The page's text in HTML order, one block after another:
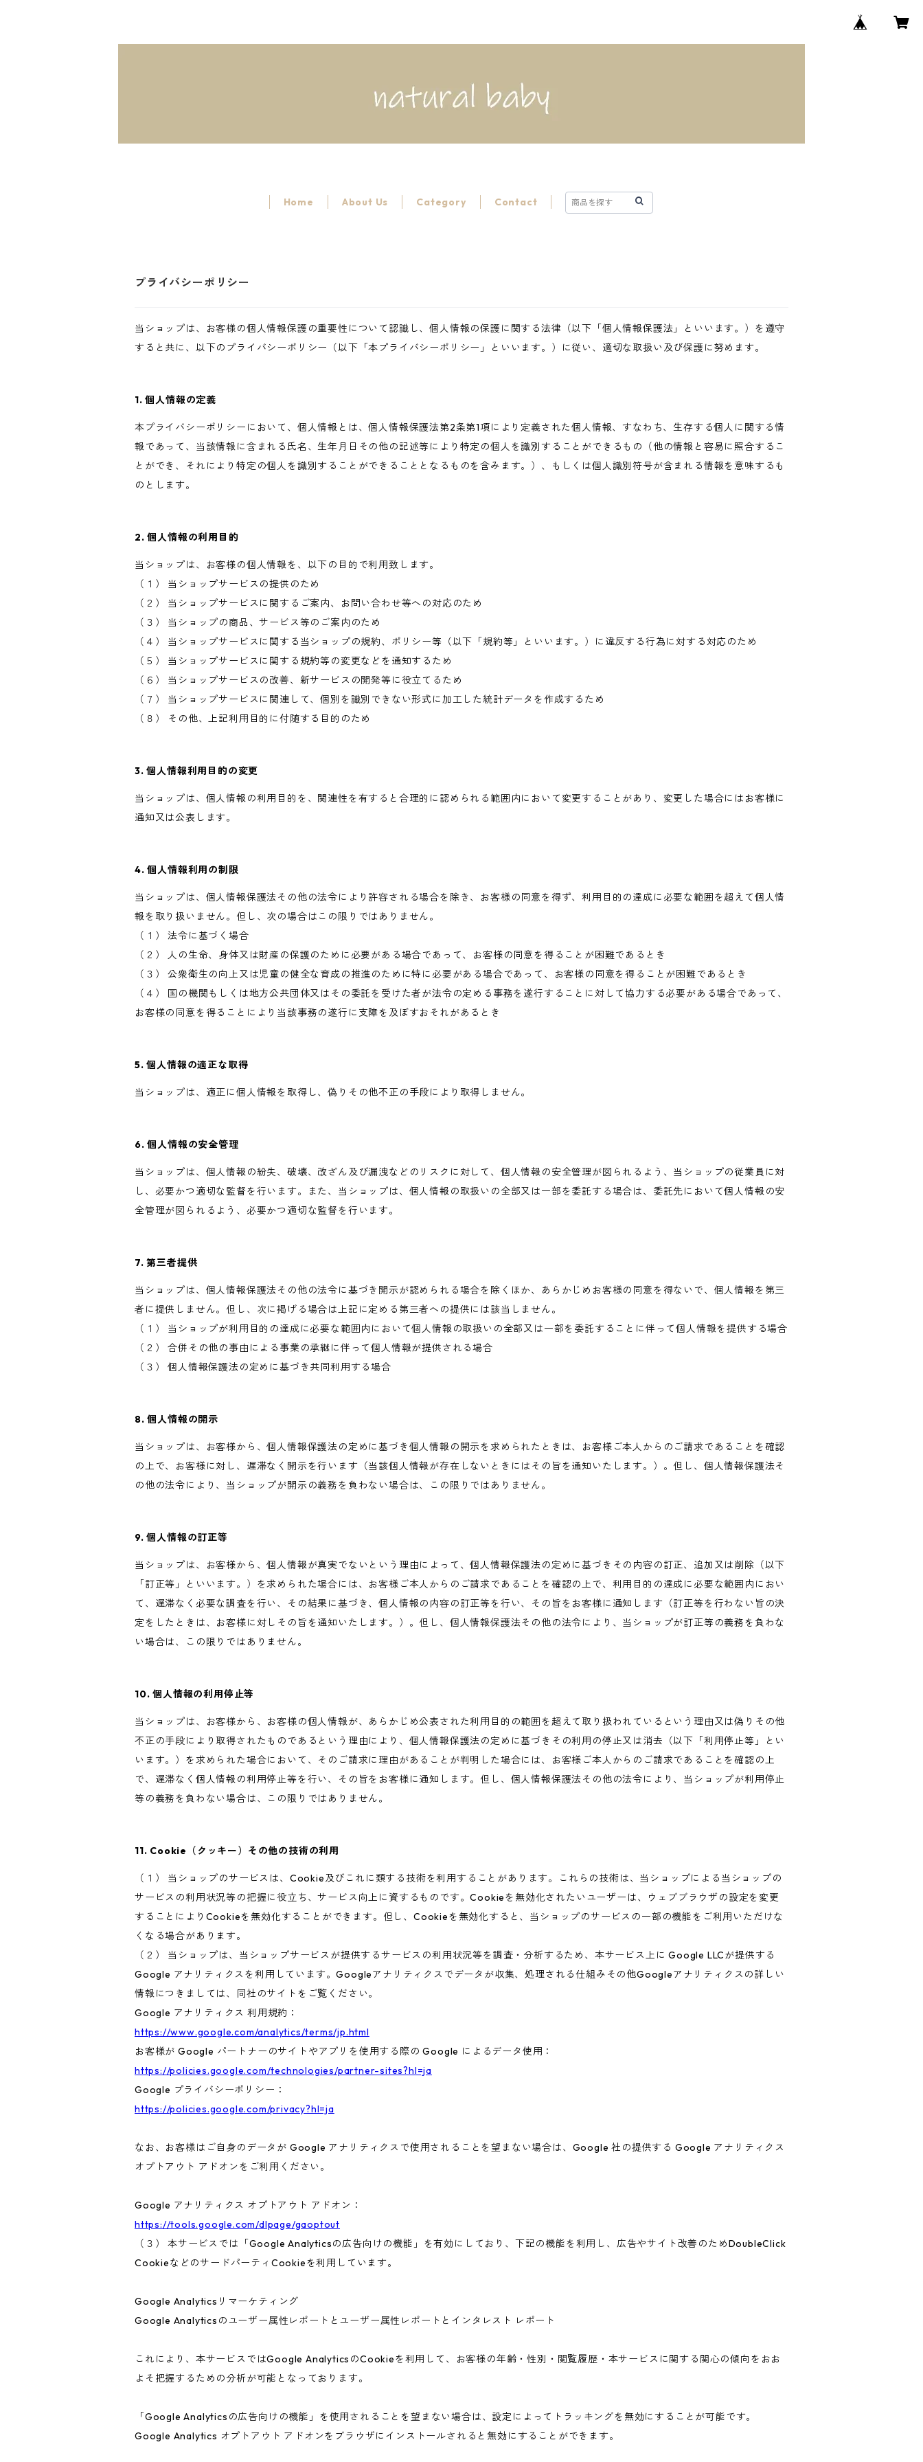
Home About Us Category Contact
プライバシーポリシー
当ショップは、お客様の個人情報保護の重要性について認識し、個人情報の保護に関する法律（以下「個人情報保護法」といいます。）を遵守
すると共に、以下のプライバシーポリシー（以下「本プライバシーポリシー」といいます。）に従い、適切な取扱い及び保護に努めます。
1. 個人情報の定義
本プライバシーポリシーにおいて、個人情報とは、個人情報保護法第2条第1項により定義された個人情報、すなわち、生存する個人に関する情
報であって、当該情報に含まれる氏名、生年月日その他の記述等により特定の個人を識別することができるもの（他の情報と容易に照合するこ
とができ、それにより特定の個人を識別することができることとなるものを含みます。）、もしくは個人識別符号が含まれる情報を意味するも
のとします。
2. 個人情報の利用目的
当ショップは、お客様の個人情報を、以下の目的で利用致します。
（１） 当ショップサービスの提供のため
（２） 当ショップサービスに関するご案内、お問い合わせ等への対応のため
（３） 当ショップの商品、サービス等のご案内のため
（４） 当ショップサービスに関する当ショップの規約、ポリシー等（以下「規約等」といいます。）に違反する行為に対する対応のため
（５） 当ショップサービスに関する規約等の変更などを通知するため
（６） 当ショップサービスの改善、新サービスの開発等に役立てるため
（７） 当ショップサービスに関連して、個別を識別できない形式に加工した統計データを作成するため
（８） その他、上記利用目的に付随する目的のため
3. 個人情報利用目的の変更
当ショップは、個人情報の利用目的を、関連性を有すると合理的に認められる範囲内において変更することがあり、変更した場合にはお客様に
通知又は公表します。
4. 個人情報利用の制限
当ショップは、個人情報保護法その他の法令により許容される場合を除き、お客様の同意を得ず、利用目的の達成に必要な範囲を超えて個人情
報を取り扱いません。但し、次の場合はこの限りではありません。
（１） 法令に基づく場合
（２） 人の生命、身体又は財産の保護のために必要がある場合であって、お客様の同意を得ることが困難であるとき
（３） 公衆衛生の向上又は児童の健全な育成の推進のために特に必要がある場合であって、お客様の同意を得ることが困難であるとき
（４） 国の機関もしくは地方公共団体又はその委託を受けた者が法令の定める事務を遂行することに対して協力する必要がある場合であって、
お客様の同意を得ることにより当該事務の遂行に支障を及ぼすおそれがあるとき
5. 個人情報の適正な取得
当ショップは、適正に個人情報を取得し、偽りその他不正の手段により取得しません。
6. 個人情報の安全管理
当ショップは、個人情報の紛失、破壊、改ざん及び漏洩などのリスクに対して、個人情報の安全管理が図られるよう、当ショップの従業員に対
し、必要かつ適切な監督を行います。また、当ショップは、個人情報の取扱いの全部又は一部を委託する場合は、委託先において個人情報の安
全管理が図られるよう、必要かつ適切な監督を行います。
7. 第三者提供
当ショップは、個人情報保護法その他の法令に基づき開示が認められる場合を除くほか、あらかじめお客様の同意を得ないで、個人情報を第三
者に提供しません。但し、次に掲げる場合は上記に定める第三者への提供には該当しません。
（１） 当ショップが利用目的の達成に必要な範囲内において個人情報の取扱いの全部又は一部を委託することに伴って個人情報を提供する場合
（２） 合併その他の事由による事業の承継に伴って個人情報が提供される場合
（３） 個人情報保護法の定めに基づき共同利用する場合
8. 個人情報の開示
当ショップは、お客様から、個人情報保護法の定めに基づき個人情報の開示を求められたときは、お客様ご本人からのご請求であることを確認
の上で、お客様に対し、遅滞なく開示を行います（当該個人情報が存在しないときにはその旨を通知いたします。）。但し、個人情報保護法そ
の他の法令により、当ショップが開示の義務を負わない場合は、この限りではありません。
9. 個人情報の訂正等
当ショップは、お客様から、個人情報が真実でないという理由によって、個人情報保護法の定めに基づきその内容の訂正、追加又は削除（以下
「訂正等」といいます。）を求められた場合には、お客様ご本人からのご請求であることを確認の上で、利用目的の達成に必要な範囲内におい
て、遅滞なく必要な調査を行い、その結果に基づき、個人情報の内容の訂正等を行い、その旨をお客様に通知します（訂正等を行わない旨の決
定をしたときは、お客様に対しその旨を通知いたします。）。但し、個人情報保護法その他の法令により、当ショップが訂正等の義務を負わな
い場合は、この限りではありません。
10. 個人情報の利用停止等
当ショップは、お客様から、お客様の個人情報が、あらかじめ公表された利用目的の範囲を超えて取り扱われているという理由又は偽りその他
不正の手段により取得されたものであるという理由により、個人情報保護法の定めに基づきその利用の停止又は消去（以下「利用停止等」とい
います。）を求められた場合において、そのご請求に理由があることが判明した場合には、お客様ご本人からのご請求であることを確認の上
で、遅滞なく個人情報の利用停止等を行い、その旨をお客様に通知します。但し、個人情報保護法その他の法令により、当ショップが利用停止
等の義務を負わない場合は、この限りではありません。
11. Cookie（クッキー）その他の技術の利用
（１） 当ショップのサービスは、Cookie及びこれに類する技術を利用することがあります。これらの技術は、当ショップによる当ショップの
サービスの利用状況等の把握に役立ち、サービス向上に資するものです。Cookieを無効化されたいユーザーは、ウェブブラウザの設定を変更
することによりCookieを無効化することができます。但し、Cookieを無効化すると、当ショップのサービスの一部の機能をご利用いただけな
くなる場合があります。
（２） 当ショップは、当ショップサービスが提供するサービスの利用状況等を調査・分析するため、本サービス上に Google LLCが提供する
Google アナリティクスを利用しています。Googleアナリティクスでデータが収集、処理される仕組みその他Googleアナリティクスの詳しい
情報につきましては、同社のサイトをご覧ください。
Google アナリティクス 利用規約：
https://www.google.com/analytics/terms/jp.html
お客様が Google パートナーのサイトやアプリを使用する際の Google によるデータ使用：
https://policies.google.com/technologies/partner-sites?hl=ja
Google プライバシーポリシー：
https://policies.google.com/privacy?hl=ja
なお、お客様はご自身のデータが Google アナリティクスで使用されることを望まない場合は、Google 社の提供する Google アナリティクス
オプトアウト アドオンをご利用ください。
Google アナリティクス オプトアウト アドオン：
https://tools.google.com/dlpage/gaoptout
（３） 本サービスでは「Google Analyticsの広告向けの機能」を有効にしており、下記の機能を利用し、広告やサイト改善のためDoubleClick
CookieなどのサードパーティCookieを利用しています。
Google Analyticsリマーケティング
Google Analyticsのユーザー属性レポートとユーザー属性レポートとインタレスト レポート
これにより、本サービスではGoogle AnalyticsのCookieを利用して、お客様の年齢・性別・閲覧履歴・本サービスに関する関心の傾向をおお
よそ把握するための分析が可能となっております。
「Google Analyticsの広告向けの機能」を使用されることを望まない場合は、設定によってトラッキングを無効にすることが可能です。
Google Analytics オプトアウト アドオンをブラウザにインストールされると無効にすることができます。